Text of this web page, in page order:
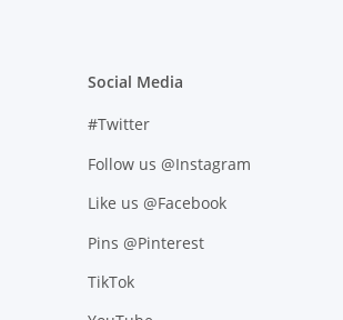
Social Media
#Twitter
Follow us @Instagram
Like us @Facebook
Pins @Pinterest
TikTok